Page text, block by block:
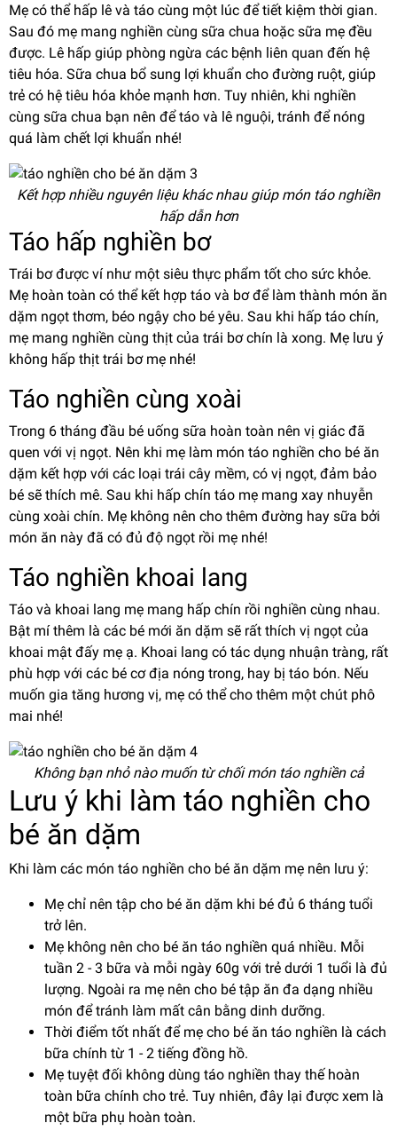
Mẹ có thể hấp lê và táo cùng một lúc để tiết kiệm thời gian.
Sau đó mẹ mang nghiền cùng sữa chua hoặc sữa mẹ đều
được. Lê hấp giúp phòng ngừa các bệnh liên quan đến hệ
tiêu hóa. Sữa chua bổ sung lợi khuẩn cho đường ruột, giúp
trẻ có hệ tiêu hóa khỏe mạnh hơn. Tuy nhiên, khi nghiền
cùng sữa chua bạn nên để táo và lê nguội, tránh để nóng
quá làm chết lợi khuẩn nhé!
Kết hợp nhiều nguyên liệu khác nhau giúp món táo nghiền
hấp dẫn hơn
Táo hấp nghiền bơ
Trái bơ được ví như một siêu thực phẩm tốt cho sức khỏe.
Mẹ hoàn toàn có thể kết hợp táo và bơ để làm thành món ăn
dặm ngọt thơm, béo ngậy cho bé yêu. Sau khi hấp táo chín,
mẹ mang nghiền cùng thịt của trái bơ chín là xong. Mẹ lưu ý
không hấp thịt trái bơ mẹ nhé!
Táo nghiền cùng xoài
Trong 6 tháng đầu bé uống sữa hoàn toàn nên vị giác đã
quen với vị ngọt. Nên khi mẹ làm món táo nghiền cho bé ăn
dặm kết hợp với các loại trái cây mềm, có vị ngọt, đảm bảo
bé sẽ thích mê. Sau khi hấp chín táo mẹ mang xay nhuyễn
cùng xoài chín. Mẹ không nên cho thêm đường hay sữa bởi
món ăn này đã có đủ độ ngọt rồi mẹ nhé!
Táo nghiền khoai lang
Táo và khoai lang mẹ mang hấp chín rồi nghiền cùng nhau.
Bật mí thêm là các bé mới ăn dặm sẽ rất thích vị ngọt của
khoai mật đấy mẹ ạ. Khoai lang có tác dụng nhuận tràng, rất
phù hợp với các bé cơ địa nóng trong, hay bị táo bón. Nếu
muốn gia tăng hương vị, mẹ có thể cho thêm một chút phô
mai nhé!
Không bạn nhỏ nào muốn từ chối món táo nghiền cả
Lưu ý khi làm táo nghiền cho
bé ăn dặm
Khi làm các món táo nghiền cho bé ăn dặm mẹ nên lưu ý:
Mẹ chỉ nên tập cho bé ăn dặm khi bé đủ 6 tháng tuổi
trở lên.
Mẹ không nên cho bé ăn táo nghiền quá nhiều. Mỗi
tuần 2 - 3 bữa và mỗi ngày 60g với trẻ dưới 1 tuổi là đủ
lượng. Ngoài ra mẹ nên cho bé tập ăn đa dạng nhiều
món để tránh làm mất cân bằng dinh dưỡng.
Thời điểm tốt nhất để mẹ cho bé ăn táo nghiền là cách
bữa chính từ 1 - 2 tiếng đồng hồ.
Mẹ tuyệt đối không dùng táo nghiền thay thế hoàn
toàn bữa chính cho trẻ. Tuy nhiên, đây lại được xem là
một bữa phụ hoàn toàn.